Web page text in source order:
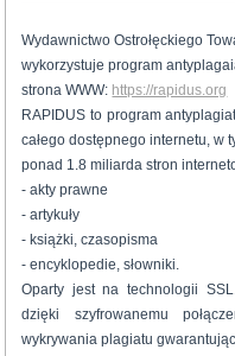
Wydawnictwo Ostrołęckiego
wykorzystuje program
strona WWW: https://rapidus.org
RAPIDUS to program
całego dostępnego internetu, w
ponad 1.8 miliarda stron
- akty prawne
- artykuły
- książki, czasopisma
- encyklopedie, słowniki.
Oparty jest na technologii
dzięki szyfrowanemu
wykrywania plagiatu